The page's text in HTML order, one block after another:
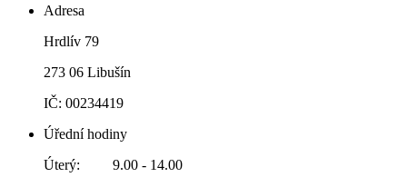
Adresa
Hrdlív 79
273 06 Libušín
IČ: 00234419
Úřední hodiny
Úterý: 9.00 - 14.00